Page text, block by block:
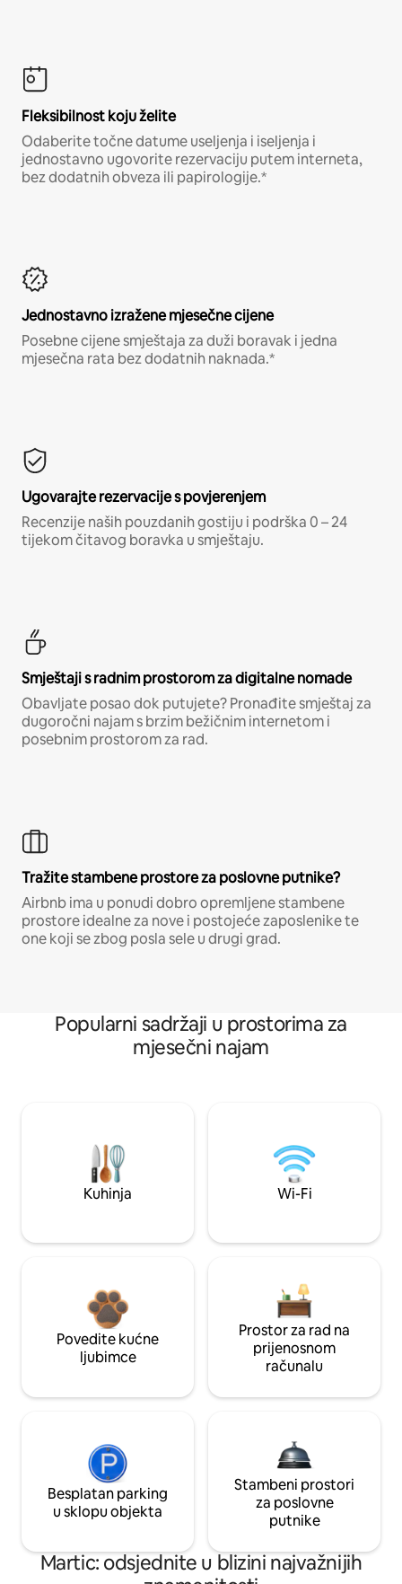
Fleksibilnost koju želite
Odaberite točne datume useljenja i iseljenja i
jednostavno ugovorite rezervaciju putem interneta,
bez dodatnih obveza ili papirologije.*
Jednostavno izražene mjesečne cijene
Posebne cijene smještaja za duži boravak i jedna
mjesečna rata bez dodatnih naknada.*
Ugovarajte rezervacije s povjerenjem
Recenzije naših pouzdanih gostiju i podrška 0 – 24
tijekom čitavog boravka u smještaju.
Smještaji s radnim prostorom za digitalne nomade
Obavljate posao dok putujete? Pronađite smještaj za
dugoročni najam s brzim bežičnim internetom i
posebnim prostorom za rad.
Tražite stambene prostore za poslovne putnike?
Airbnb ima u ponudi dobro opremljene stambene
prostore idealne za nove i postojeće zaposlenike te
one koji se zbog posla sele u drugi grad.
Popularni sadržaji u prostorima za
mjesečni najam
Kuhinja Wi-Fi
Povedite kućne
ljubimce
Prostor za rad na
prijenosnom
računalu
Besplatan parking
u sklopu objekta
Stambeni prostori
za poslovne
putnike
Martic: odsjednite u blizini najvažnijih